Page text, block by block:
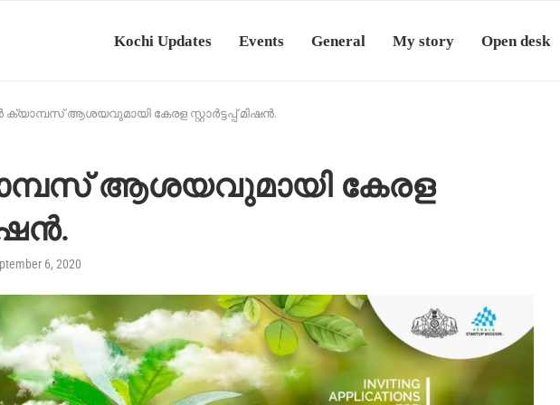
Kochi Updates Events General My story Open desk
ക്യാമ്പസ് ആശയവുമായി കേരള സ്റ്റാർട്ടപ്പ് മിഷൻ.
ആശയവുമായി കേരള
6, 2020